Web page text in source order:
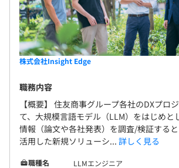
株式会社Insight Edge
職務内容
【概要】 住友商事グループ各社のDXプロ
て、大規模言語モデル（LLM）をはじめと
情報（論文や各社発表）を調査/検証する
活用した新規ソリューシ... 詳しく見る
職種名
LLMエンジニア